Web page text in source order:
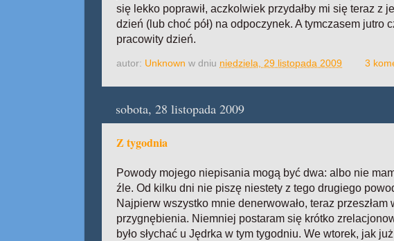
się lekko poprawił, aczkolwiek przydałby mi się teraz z
dzień (lub choć pół) na odpoczynek. A tymczasem jutro
pracowity dzień.
autor: Unknown w dniu niedziela, 29 listopada 2009 3
sobota, 28 listopada 2009
Z tygodnia
Powody mojego niepisania mogą być dwa: albo nie
źle. Od kilku dni nie piszę niestety z tego drugiego
Najpierw wszystko mnie denerwowało, teraz przeszłam
przygnębienia. Niemniej postaram się krótko
było słychać u Jędrka w tym tygodniu. We wtorek, jak